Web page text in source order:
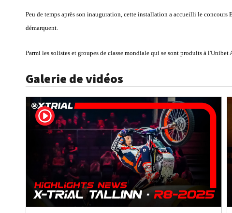
Peu de temps après son inauguration, cette installation a accueilli le
démarquent.
Parmi les solistes et groupes de classe mondiale qui se sont produits à
Galerie de vidéos